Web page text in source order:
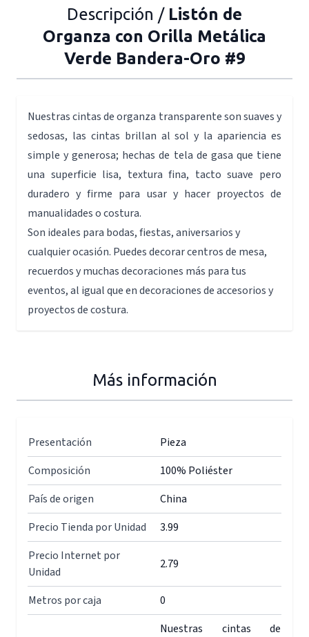
Descripción / Listón de
Organza con Orilla Metálica
Verde Bandera-Oro #9
Nuestras cintas de organza transparente son suaves y
sedosas, las cintas brillan al sol y la apariencia es
simple y generosa; hechas de tela de gasa que tiene
una superficie lisa, textura fina, tacto suave pero
duradero y firme para usar y hacer proyectos de
manualidades o costura.
Son ideales para bodas, fiestas, aniversarios y
cualquier ocasión. Puedes decorar centros de mesa,
recuerdos y muchas decoraciones más para tus
eventos, al igual que en decoraciones de accesorios y
proyectos de costura.
Más información
Presentación
Pieza
Composición
100% Poliéster
País de origen
China
Precio Tienda por Unidad
3.99
Precio Internet por
Unidad
2.79
Metros por caja 0
Nuestras cintas de